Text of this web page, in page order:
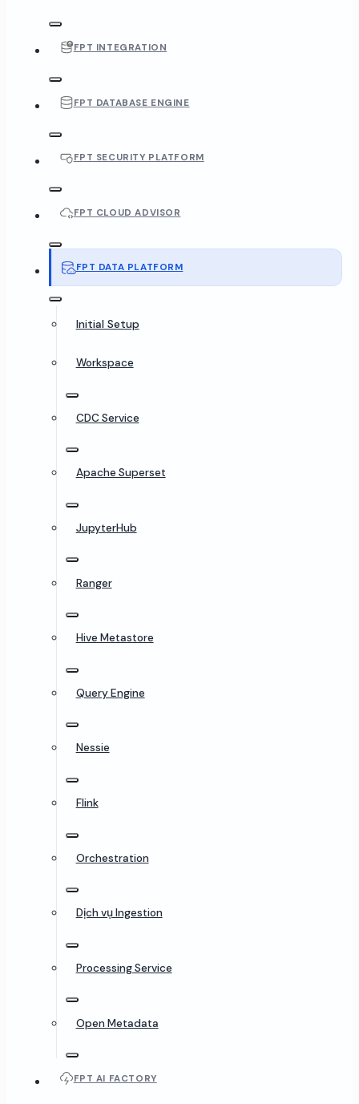
FPT INTEGRATION
FPT DATABASE ENGINE
FPT SECURITY PLATFORM
FPT CLOUD ADVISOR
FPT DATA PLATFORM
Initial Setup
Workspace
CDC Service
Apache Superset
JupyterHub
Ranger
Hive Metastore
Query Engine
Nessie
Flink
Orchestration
Dịch vụ Ingestion
Processing Service
Open Metadata
FPT AI FACTORY